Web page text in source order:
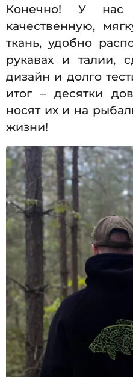
Конечно! У нас
качественную,
ткань, удобно
рукавах и талии,
дизайн и долго
итог – десятки
носят их и на
жизни!